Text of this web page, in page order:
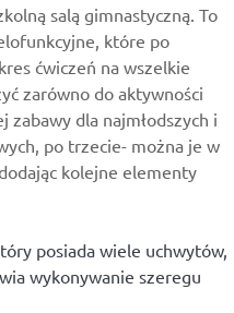
salą gimnastyczną. To
które po
ćwiczeń na wszelkie
zarówno do aktywności
dla najmłodszych i
po trzecie- można je w
kolejne elementy
posiada wiele uchwytów,
wykonywanie szeregu